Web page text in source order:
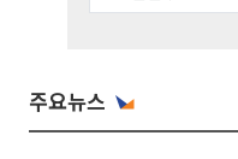
주요뉴스